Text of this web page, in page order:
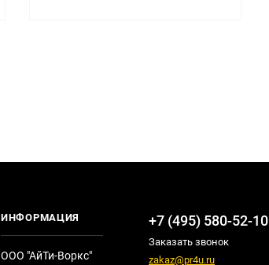
ИНФОРМАЦИЯ
ООО "АйТи-Воркс"
+7 (495) 580-52-10
Заказать звонок
zakaz@pr4u.ru